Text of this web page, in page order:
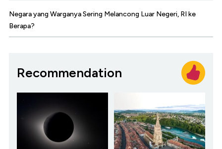
Negara yang Warganya Sering Melancong Luar Negeri, RI ke
Berapa?
Recommendation